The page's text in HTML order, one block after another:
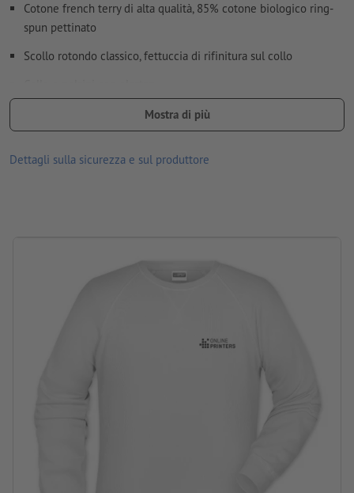
Cotone french terry di alta qualità, 85% cotone biologico ring-
spun pettinato
Scollo rotondo classico, fettuccia di rifinitura sul collo
da stiro a vapore!
Disponibili in diverse misure e colori,
Mostra di più
Dettagli sulla sicurezza e sul produttore